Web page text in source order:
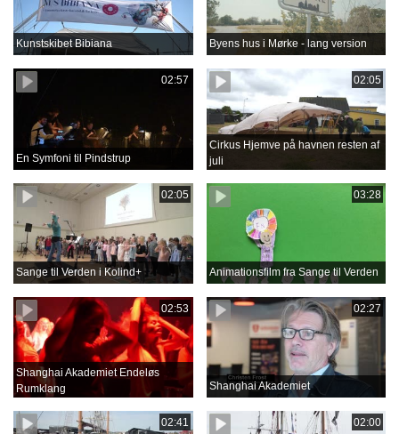
Kunstskibet Bibiana Byens hus i Mørke - lang version
02:57
En Symfoni til Pindstrup
02:05
Cirkus Hjemve på havnen resten af
juli
02:05
Sange til Verden i Kolind+
03:28
Animationsfilm fra Sange til Verden
02:53
Shanghai Akademiet Endeløs
Rumklang
02:27
Shanghai Akademiet
02:41 02:00